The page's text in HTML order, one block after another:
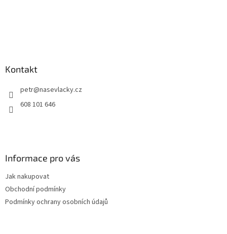
Kontakt
petr@nasevlacky.cz
608 101 646
Informace pro vás
Jak nakupovat
Obchodní podmínky
Podmínky ochrany osobních údajů